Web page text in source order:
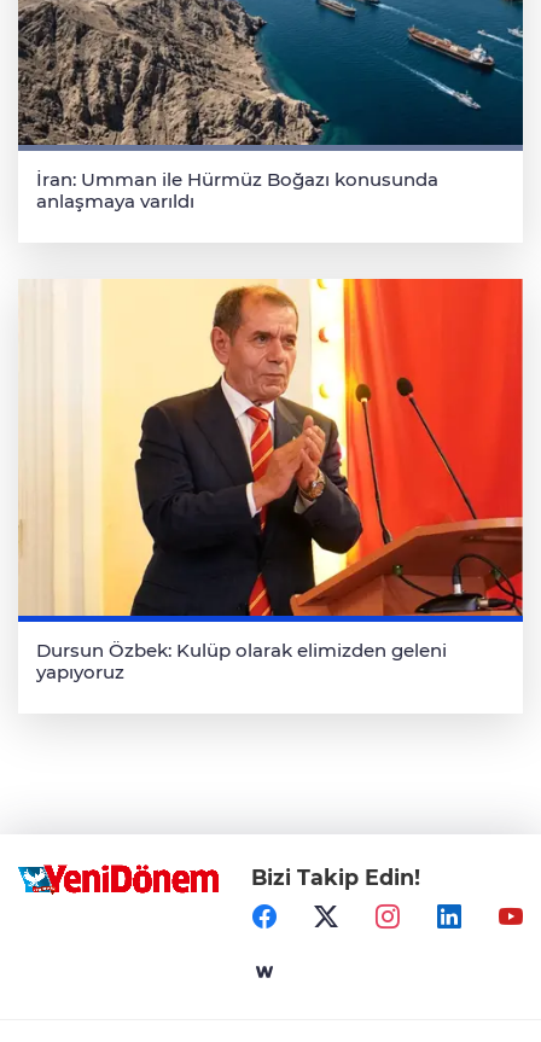
İran: Umman ile Hürmüz Boğazı konusunda
anlaşmaya varıldı
Dursun Özbek: Kulüp olarak elimizden geleni
yapıyoruz
Bizi Takip Edin!